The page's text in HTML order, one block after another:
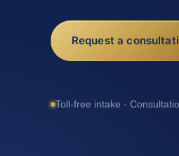
Request a
Toll-free intake ·